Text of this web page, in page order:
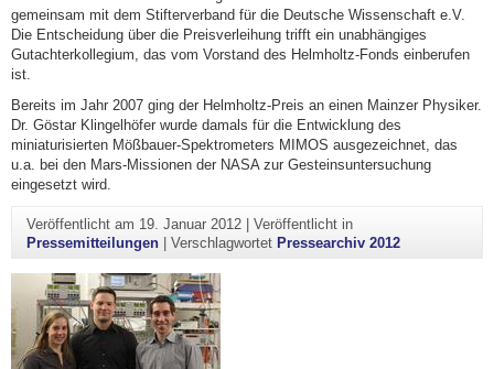
gemeinsam mit dem Stifterverband für die Deutsche Wissenschaft e.V.
Die Entscheidung über die Preisverleihung trifft ein unabhängiges
Gutachterkollegium, das vom Vorstand des Helmholtz-Fonds einberufen
ist.
Bereits im Jahr 2007 ging der Helmholtz-Preis an einen Mainzer Physiker.
Dr. Göstar Klingelhöfer wurde damals für die Entwicklung des
miniaturisierten Mößbauer-Spektrometers MIMOS ausgezeichnet, das
u.a. bei den Mars-Missionen der NASA zur Gesteinsuntersuchung
eingesetzt wird.
Veröffentlicht am 19. Januar 2012| Veröffentlicht in
Pressemitteilungen| Verschlagwortet Pressearchiv 2012